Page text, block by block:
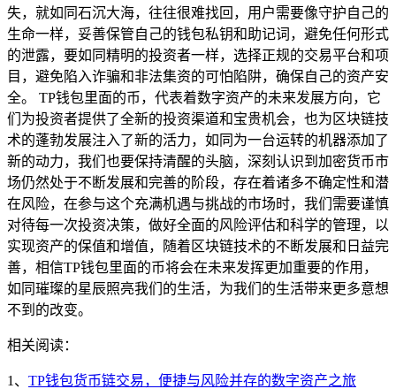
失，就如同石沉大海，往往很难找回，用户需要像守护自己的
生命一样，妥善保管自己的钱包私钥和助记词，避免任何形式
的泄露，要如同精明的投资者一样，选择正规的交易平台和项
目，避免陷入诈骗和非法集资的可怕陷阱，确保自己的资产安
全。 TP钱包里面的币，代表着数字资产的未来发展方向，它
们为投资者提供了全新的投资渠道和宝贵机会，也为区块链技
术的蓬勃发展注入了新的活力，如同为一台运转的机器添加了
新的动力，我们也要保持清醒的头脑，深刻认识到加密货币市
场仍然处于不断发展和完善的阶段，存在着诸多不确定性和潜
在风险，在参与这个充满机遇与挑战的市场时，我们需要谨慎
对待每一次投资决策，做好全面的风险评估和科学的管理，以
实现资产的保值和增值，随着区块链技术的不断发展和日益完
善，相信TP钱包里面的币将会在未来发挥更加重要的作用，
如同璀璨的星辰照亮我们的生活，为我们的生活带来更多意想
不到的改变。
相关阅读：
1、 TP钱包货币链交易，便捷与风险并存的数字资产之旅